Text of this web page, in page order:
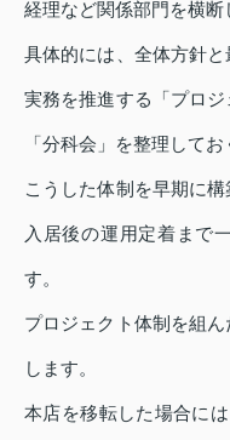
経理など関係部門を横断
具体的には、全体方針と
実務を推進する「プロ
「分科会」を整理して
こうした体制を早期に
入居後の運用定着まで
す。
プロジェクト体制を組
します。
本店を移転した場合に